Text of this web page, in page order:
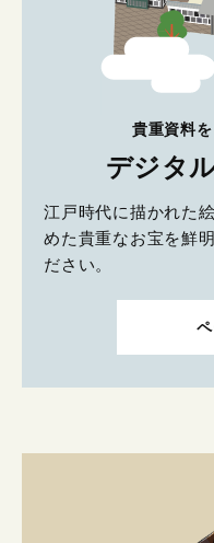
貴重資料
デジタ
江戸時代に描かれた
めた貴重なお宝を鮮
ださい。